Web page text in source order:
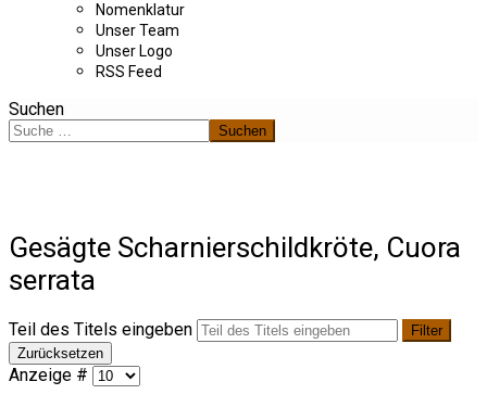
Nomenklatur
Unser Team
Unser Logo
RSS Feed
Suchen
Suchen
Gesägte Scharnierschildkröte, Cuora
serrata
Teil des Titels eingeben
Filter
Zurücksetzen
Anzeige #